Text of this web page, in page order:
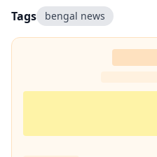
Tags bengal news